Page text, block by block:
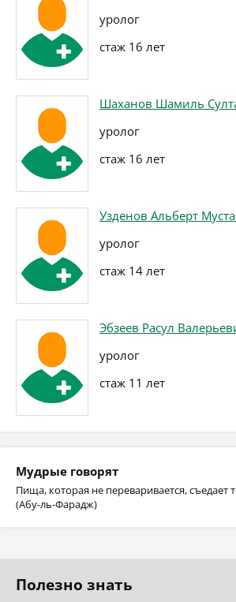
уролог
стаж 16 лет
Шаханов Шамиль
уролог
стаж 16 лет
Узденов Альберт
уролог
стаж 14 лет
Эбзеев Расул
уролог
стаж 11 лет
Мудрые говорят
Пища, которая не переваривается, съедает
(Абу-ль-Фарадж)
Полезно знать